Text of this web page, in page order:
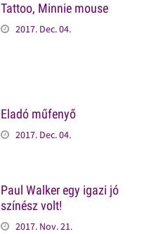
Tattoo, Minnie mouse
2017. Dec. 04.
Eladó műfenyő
2017. Dec. 04.
Paul Walker egy igazi jó
színész volt!
2017. Nov. 21.